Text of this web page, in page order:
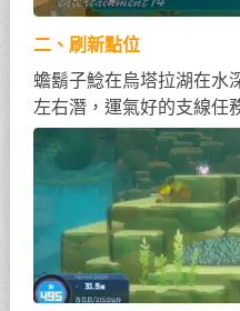
二、刷新點位
蟾鬍子鯰在烏塔拉湖在水
左右潛，運氣好的支線任